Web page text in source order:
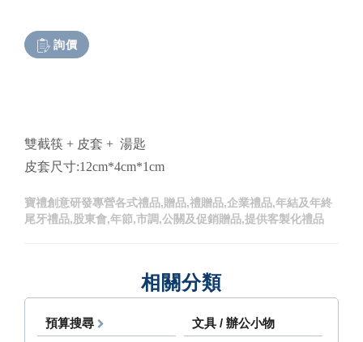
詢價
雙截筷 + 皮套 + 湯匙
皮套尺寸:12cm*4cm*1cm
寶禮創意研發專營各式禮品,贈品,禮贈品,企業禮品,年結及年終
尾牙禮品,股東會,年節,市調,公關及促銷贈品,提供客製化禮品
相關分類
預算搜尋 文具 / 辦公小物